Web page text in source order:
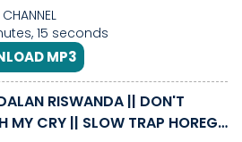
CHANNEL
15 seconds
MP3
RISWANDA || DON'T
MY CRY || SLOW TRAP HOREG